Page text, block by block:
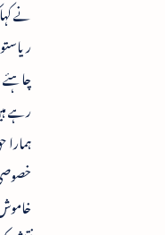
نے
رہے